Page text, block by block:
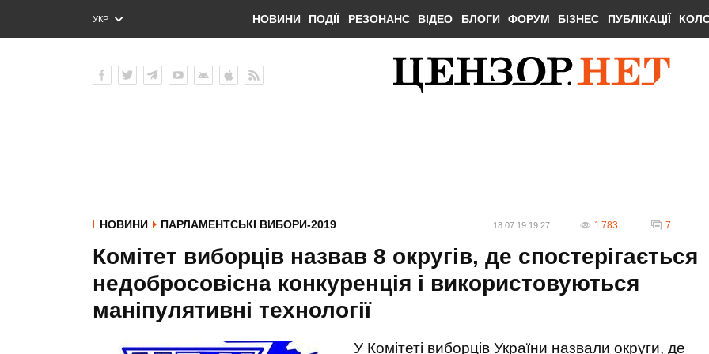
УКР
ENG
НОВИНИ ПОДІЇ РЕЗОНАНС ВІДЕО БЛОГИ ФОРУМ БІЗНЕС ПУБЛІКАЦІЇ
НОВИНИ ПАРЛАМЕНТСЬКІ ВИБОРИ-2019 18.07.19 19:27 1 783 7
Комітет виборців назвав 8 округів, де спостерігається
недобросовісна конкуренція і використовуються
маніпулятивні технології
У Комітеті виборців України назвали округи, де